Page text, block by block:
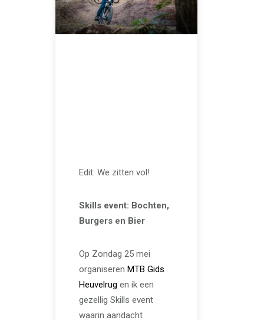
Edit: We zitten vol!
Skills event: Bochten,
Burgers en Bier
Op Zondag 25 mei
organiseren MTB Gids
Heuvelrug en ik een
gezellig Skills event
waarin aandacht